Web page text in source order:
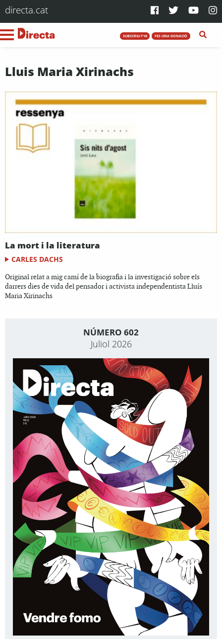
directa.cat
SUBSCRIU-T'HI FES UNA DONACIÓ
Lluis Maria Xirinachs
La mort i la literatura
CARLES DACHS
Original relat a mig camí de la biografia i la investigació sobre els
darrers dies de vida del pensador i activista independentista Lluís
Maria Xirinachs
NÚMERO 602
Juliol 2026